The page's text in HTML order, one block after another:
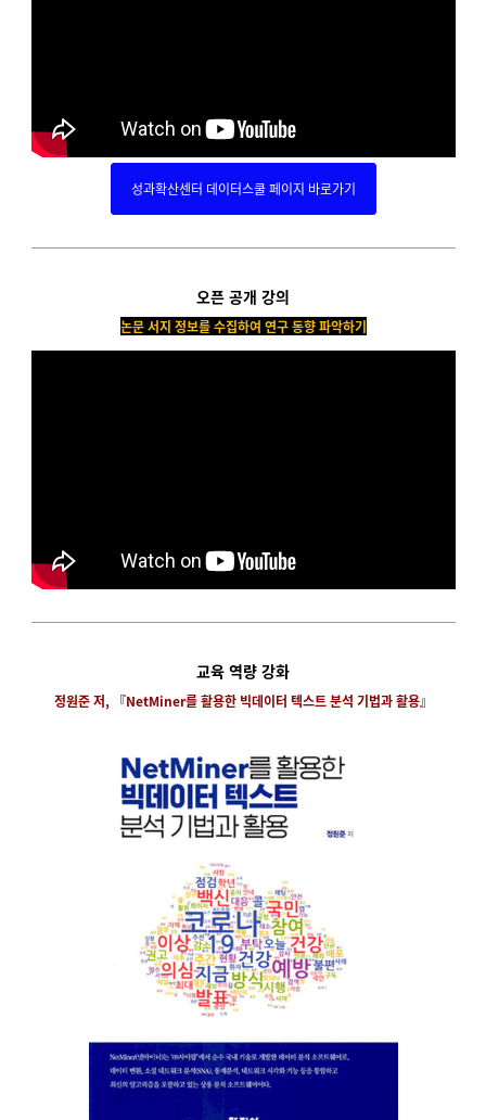
성과확산센터 데이터스쿨 페이지 바로가기
오픈 공개 강의
논문 서지 정보를수집하여 연구 동향 파악하기
교육 역량 강화
정원준 저, 『NetMiner를 활용한 빅데이터 텍스트 분석 기법과 활용』